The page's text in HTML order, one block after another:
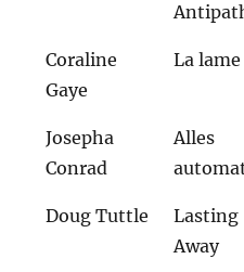
Coraline
Gaye
La lame
Josepha
Conrad
Alles
Doug Tuttle
Lasting
Away